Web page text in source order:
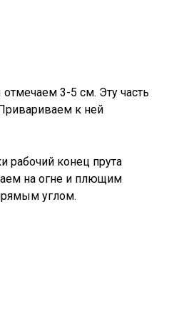
3-5 см. Эту часть
к ней
рабочий конец прута
на огне и плющим
углом.